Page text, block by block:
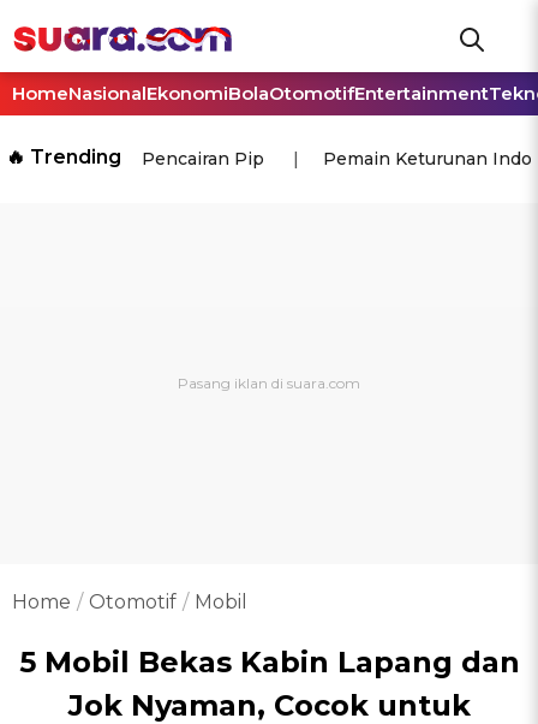
HomeNasionalEkonomiBolaOtomotifEntertainment
🔥 Trending Pencairan Pip Pemain Keturunan
Home Otomotif Mobil
5 Mobil Bekas Kabin Lapang dan
Jok Nyaman, Cocok untuk